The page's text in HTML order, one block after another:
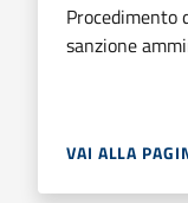
Procedimento
sanzione
VAI ALLA